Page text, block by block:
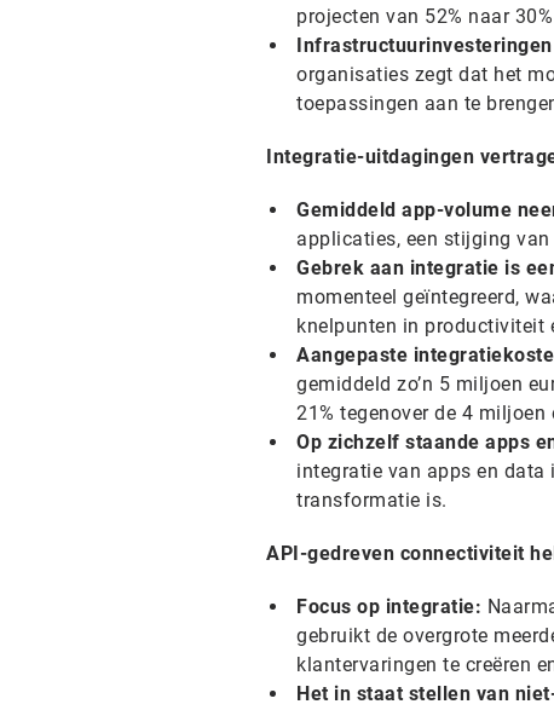
projecten van 52% naar
organisaties zegt dat het
toepassingen aan te
Integratie-uitdagingen
Gemiddeld app-volume
applicaties, een stijging
Gebrek aan integratie is
momenteel geïntegreerd,
knelpunten in productiviteit
Aangepaste
gemiddeld zo’n 5 miljoen
21% tegenover de 4 miljoen
Op zichzelf staande apps
integratie van apps en data
transformatie is.
API-gedreven connectiviteit
Focus op integratie:
gebruikt de overgrote
klantervaringen te creëren
Het in staat stellen van